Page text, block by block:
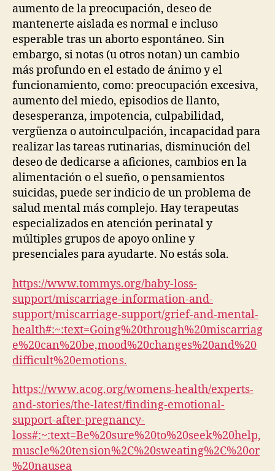
aumento de la preocupación, deseo de
mantenerte aislada es normal e incluso
esperable tras un aborto espontáneo. Sin
embargo, si notas (u otros notan) un cambio
más profundo en el estado de ánimo y el
funcionamiento, como: preocupación excesiva,
aumento del miedo, episodios de llanto,
desesperanza, impotencia, culpabilidad,
vergüenza o autoinculpación, incapacidad para
realizar las tareas rutinarias, disminución del
deseo de dedicarse a aficiones, cambios en la
alimentación o el sueño, o pensamientos
suicidas, puede ser indicio de un problema de
salud mental más complejo. Hay terapeutas
especializados en atención perinatal y
múltiples grupos de apoyo online y
presenciales para ayudarte. No estás sola.
https://www.tommys.org/baby-loss-
support/miscarriage-information-and-
support/miscarriage-support/grief-and-mental-
health#:~:text=Going%20through%20miscarriag
e%20can%20be,mood%20changes%20and%20
difficult%20emotions.
https://www.acog.org/womens-health/experts-
and-stories/the-latest/finding-emotional-
support-after-pregnancy-
loss#:~:text=Be%20sure%20to%20seek%20help,
muscle%20tension%2C%20sweating%2C%20or
%20nausea